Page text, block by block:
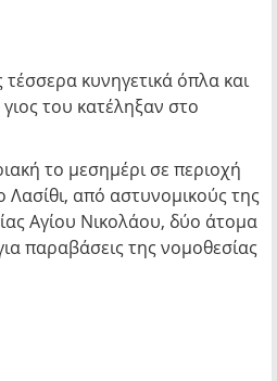
κυνηγετικά όπλα και
του κατέληξαν στο
το μεσημέρι σε περιοχή
από αστυνομικούς της
Αγίου Νικολάου, δύο άτομα
παραβάσεις της νομοθεσίας